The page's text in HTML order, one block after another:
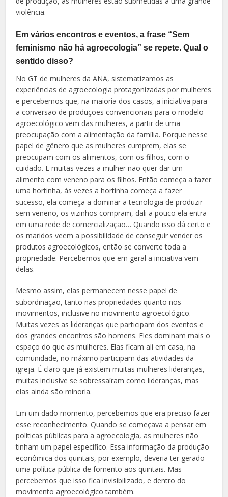
violência.
Em vários encontros e eventos, a frase “Sem
feminismo não há agroecologia” se repete. Qual o
sentido disso?
No GT de mulheres da ANA, sistematizamos as
experiências de agroecologia protagonizadas por mulheres
e percebemos que, na maioria dos casos, a iniciativa para
a conversão de produções convencionais para o modelo
agroecológico vem das mulheres, a partir de uma
preocupação com a alimentação da família. Porque nesse
papel de gênero que as mulheres cumprem, elas se
preocupam com os alimentos, com os filhos, com o
cuidado. E muitas vezes a mulher não quer dar um
alimento com veneno para os filhos. Então começa a fazer
uma hortinha, às vezes a hortinha começa a fazer
sucesso, ela começa a dominar a tecnologia de produzir
sem veneno, os vizinhos compram, dali a pouco ela entra
em uma rede de comercialização… Quando isso dá certo e
os maridos veem a possibilidade de conseguir vender os
produtos agroecológicos, então se converte toda a
propriedade. Percebemos que em geral a iniciativa vem
delas.
Mesmo assim, elas permanecem nesse papel de
subordinação, tanto nas propriedades quanto nos
movimentos, inclusive no movimento agroecológico.
Muitas vezes as lideranças que participam dos eventos e
dos grandes encontros são homens. Eles dominam mais o
espaço do que as mulheres. Elas ficam ali em casa, na
comunidade, no máximo participam das atividades da
igreja. É claro que já existem muitas mulheres lideranças,
muitas inclusive se sobressaíram como lideranças, mas
elas ainda são minoria.
Em um dado momento, percebemos que era preciso fazer
esse reconhecimento. Quando se começava a pensar em
políticas públicas para a agroecologia, as mulheres não
tinham um papel específico. Essa informação da produção
econômica dos quintais, por exemplo, deveria ter gerado
uma política pública de fomento aos quintais. Mas
percebemos que isso fica invisibilizado, e dentro do
movimento agroecológico também.